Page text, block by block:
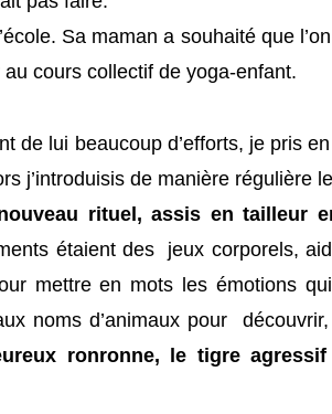
Sa maman a souhaité que
cours collectif de yoga-enfant.
de lui beaucoup d’efforts, je pris
j’introduisis de manière régulière
rituel, assis en tailleur
étaient des jeux corporels,
mettre en mots les émotions
noms d’animaux pour
ronronne, le tigre